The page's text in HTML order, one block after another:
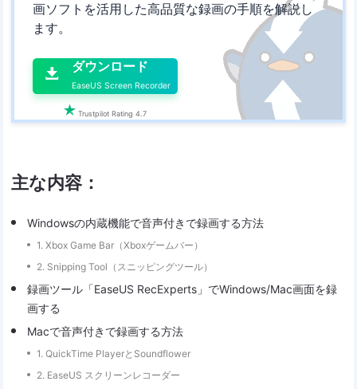
画ソフトを活用した高品質な録画の手順を解説し
ます。

 ダウンロード
EaseUS Screen Recorder
 Trustpilot Rating 4.7
主な内容：
Windowsの内蔵機能で音声付きで録画する方法
1. Xbox Game Bar（Xboxゲームバー）
2. Snipping Tool（スニッピングツール）
録画ツール「EaseUS RecExperts」でWindows/Mac画面を録
画する
Macで音声付きで録画する方法
1. QuickTime PlayerとSoundflower
2. EaseUS スクリーンレコーダー